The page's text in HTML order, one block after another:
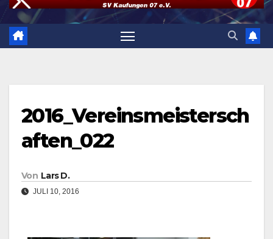
2016_Vereinsmeistersch
aften_022
Von Lars D.
JULI 10, 2016